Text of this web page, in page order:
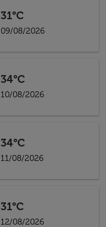
31°C
09/08/2026
34°C
10/08/2026
34°C
11/08/2026
31°C
12/08/2026